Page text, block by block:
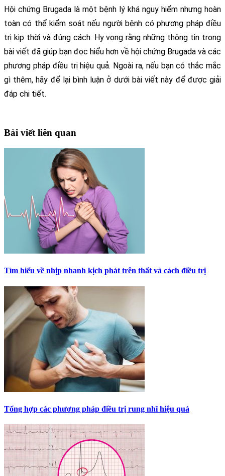
Hội chứng Brugada là một bệnh lý khá nguy hiểm nhưng hoàn
toàn có thể kiểm soát nếu người bệnh có phương pháp điều
trị kịp thời và đúng cách. Hy vọng rằng những thông tin trong
bài viết đã giúp bạn đọc hiểu hơn về hội chứng Brugada và các
phương pháp điều trị hiệu quả. Ngoài ra, nếu bạn có thắc mắc
gì thêm, hãy để lại bình luận ở dưới bài viết này để được giải
đáp chi tiết.
Bài viết liên quan
Tìm hiểu về nhịp nhanh kịch phát trên thất và cách điều trị
Tổng hợp các phương pháp điều trị rung nhĩ hiệu quả